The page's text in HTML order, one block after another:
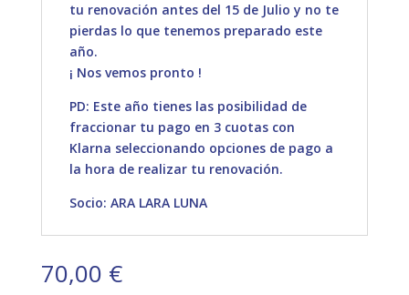
tu renovación antes del 15 de Julio y no te
pierdas lo que tenemos preparado este
año.
¡ Nos vemos pronto !
PD: Este año tienes las posibilidad de
fraccionar tu pago en 3 cuotas con
Klarna seleccionando opciones de pago a
la hora de realizar tu renovación.
Socio: ARA LARA LUNA
70,00 €